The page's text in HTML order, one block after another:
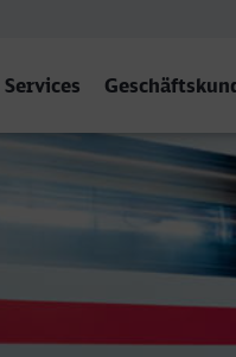
(Main)